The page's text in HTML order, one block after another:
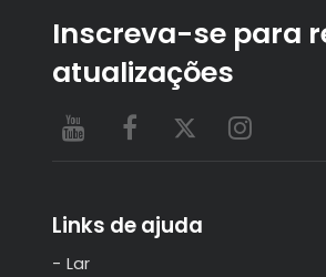
Inscreva-se para
atualizações
Links de ajuda
Lar